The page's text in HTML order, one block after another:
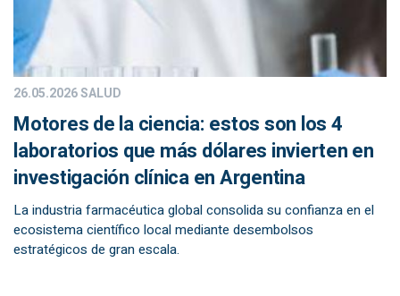
26.05.2026SALUD
Motores de la ciencia: estos son los 4
laboratorios que más dólares invierten en
investigación clínica en Argentina
La industria farmacéutica global consolida su confianza en el
ecosistema científico local mediante desembolsos
estratégicos de gran escala.